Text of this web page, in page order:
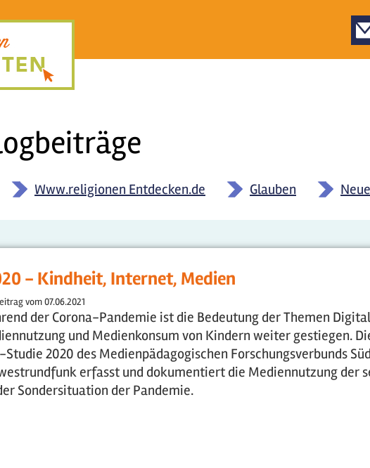
» Www.religionen Entdecken.de » Glauben »
- Kindheit, Internet, Medien
vom07.06.2021
der Corona-Pandemie ist die Bedeutung der Themen
und Medienkonsum von Kindern weiter gestiegen.
2020 des Medienpädagogischen Forschungsverbunds
erfasst und dokumentiert die Mediennutzung der
Sondersituation der Pandemie.